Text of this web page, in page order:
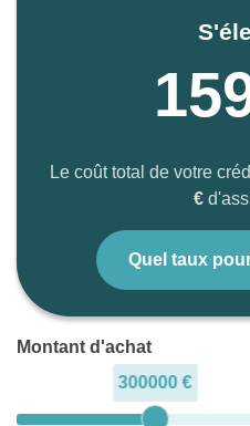
Le coût total de votre
€
Montant d'achat
300000 €